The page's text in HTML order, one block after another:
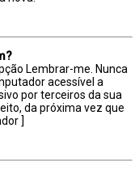
Lembrar-me. Nunca
acessível a
por terceiros da sua
da próxima vez que
]